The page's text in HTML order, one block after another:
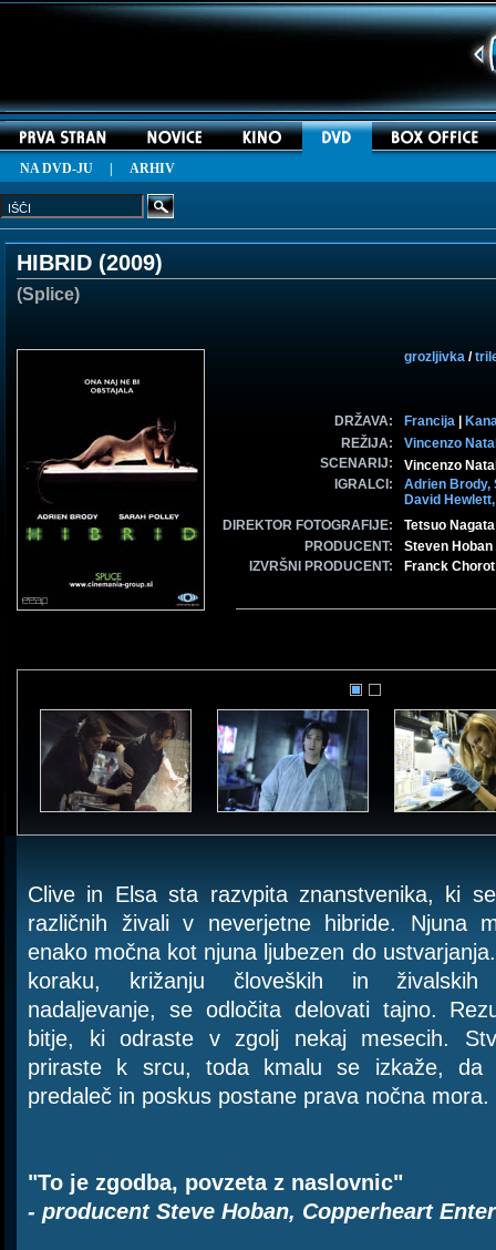
NA DVD-JU ARHIV
HIBRID (2009)
(Splice)
grozljivka /
DRŽAVA: Francija
REŽIJA:
Vincenzo
SCENARIJ:
Vincenzo
IGRALCI:
Adrien Brody,
David
DIREKTOR FOTOGRAFIJE:
Tetsuo Nagata
PRODUCENT:
Steven Hoban
IZVRŠNI PRODUCENT:
Franck
Clive in Elsa sta razvpita znanstvenika, ki
različnih živali v neverjetne hibride. Njuna
enako močna kot njuna ljubezen do
koraku, križanju človeških in živalskih
nadaljevanje, se odločita delovati tajno.
bitje, ki odraste v zgolj nekaj mesecih.
priraste k srcu, toda kmalu se izkaže, da
predaleč in poskus postane prava nočna mora.
"To je zgodba, povzeta z naslovnic"
- producent Steve Hoban, Copperheart